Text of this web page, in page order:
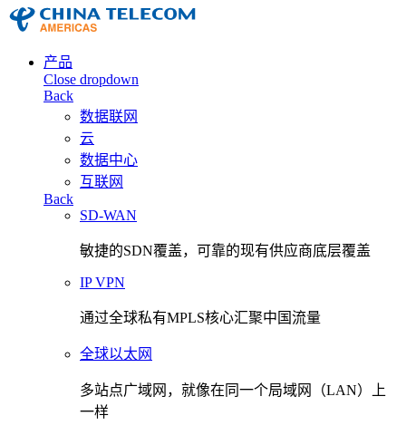
产品
Close dropdown
Back
数据联网
云
数据中心
互联网
Back
SD-WAN
敏捷的SDN覆盖，可靠的现有供应商底层覆盖
IP VPN
通过全球私有MPLS核心汇聚中国流量
全球以太网
多站点广域网，就像在同一个局域网（LAN）上
一样